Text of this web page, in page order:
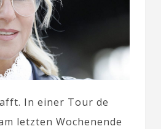
In einer Tour de
letzten Wochenende